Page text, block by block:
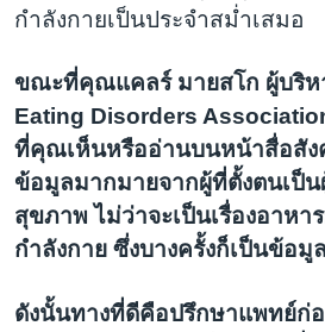
กำลังกายเป็นประจำสม่ำเสมอ
ขณะที่คุณแคลร์ มายสโก ผู้บริห
Eating Disorders
ที่คุณเห็นหรืออ่านบนหน้าสื่อสัง
ข้อมูลมากมายจากผู้ที่ตั้งตนเป็
สุขภาพ ไม่ว่าจะเป็นเรื่องอาหา
กำลังกาย ซึ่งบางครั้งก็เป็นข้อมู
ดังนั้นทางที่ดีคือปรึกษาแพทย์ก่